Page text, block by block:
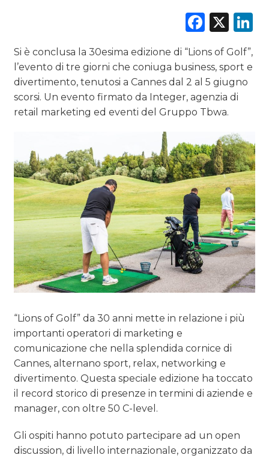
PREVISIONI/SCENARI
NORMATIVE
TREND
CASE HISTORY
OPINIONI
X
Si è conclusa la 30esima edizione di “Lions of Golf”,
l’evento di tre giorni che coniuga business, sport e
divertimento, tenutosi a Cannes dal 2 al 5 giugno
scorsi. Un evento firmato da Integer, agenzia di
retail marketing ed eventi del Gruppo Tbwa.
“Lions of Golf” da 30 anni mette in relazione i più
importanti operatori di marketing e
comunicazione che nella splendida cornice di
Cannes, alternano sport, relax, networking e
divertimento. Questa speciale edizione ha toccato
il record storico di presenze in termini di aziende e
manager, con oltre 50 C-level.
Gli ospiti hanno potuto partecipare ad un open
discussion, di livello internazionale, organizzato da